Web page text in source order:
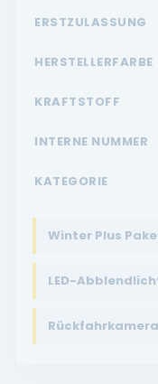
ERSTZULASSUNG
HERSTELLERFARBE
KRAFTSTOFF
INTERNE NUMMER
KATEGORIE
Winter Plus
LED-
Rückfahrkamera